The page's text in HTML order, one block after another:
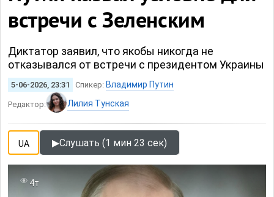
встречи с Зеленским
Диктатор заявил, что якобы никогда не
отказывался от встречи с президентом Украины
5-06-2026, 23:31 Спикер: Владимир Путин
Редактор: Лилия Тунская
UA ▶Слушать (1 мин 23 сек)
4т